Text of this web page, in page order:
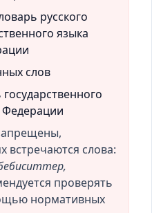
русского
языка
слов
Федерации
встречаются слова:
проверять
нормативных